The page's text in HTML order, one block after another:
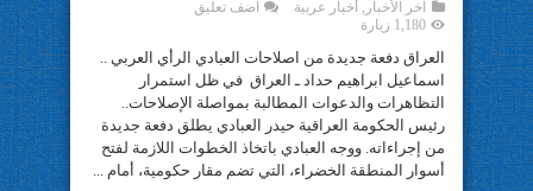
آخر الأخبار , أخبار عربية
اضف تعليق
1,180 زيارة
العراق دفعة جديدة من اصلاحات العبادي الرأي العربي ..
اسماعيل ابراهيم حداد ـ العراق في ظل استمرار
التظاهرات والدعوات المطالبة بمواصلة الإصلاحات..
رئيس الحكومة العراقية حيدر العبادي يطلق دفعة جديدة
من إجراءاته. ووجه العبادي باتخاذ الخطوات اللازمة لفتح
أسوار المنطقة الخضراء، التي تضم مقار حكومية، أمام ...